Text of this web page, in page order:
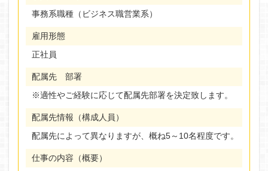
事務系職種（ビジネス職営業系）
雇用形態
正社員
配属先 部署
※適性やご経験に応じて配属先部署を決定致します。
配属先情報（構成人員）
配属先によって異なりますが、概ね5～10名程度です。
仕事の内容（概要）